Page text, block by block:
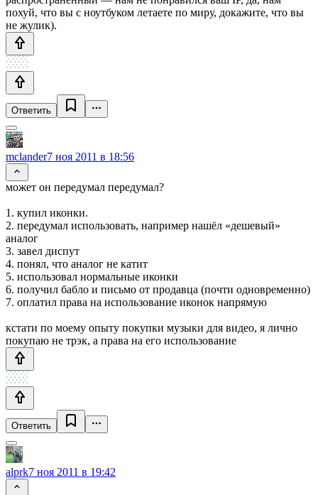
похуй, что вы с ноутбуком летаете по миру, докажите, что вы
не жулик).
Ответить
mclander7 ноя 2011 в 18:56
может он передумал передумал?
1. купил иконки.
2. передумал использовать, например нашёл «дешевый»
аналог
3. завел диспут
4. понял, что аналог не катит
5. использовал нормальные иконки
6. получил бабло и письмо от продавца (почти одновременно)
7. оплатил права на использование иконок напрямую
кстати по моему опыту покупки музыки для видео, я лично
покупаю не трэк, а права на его использование
Ответить
alprk7 ноя 2011 в 19:42